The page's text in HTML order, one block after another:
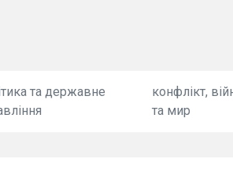
та державне
конфлікт,
та мир